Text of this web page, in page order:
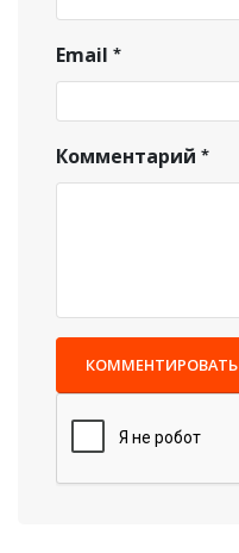
Email
Комментарий
КОММЕНТИРОВАТЬ